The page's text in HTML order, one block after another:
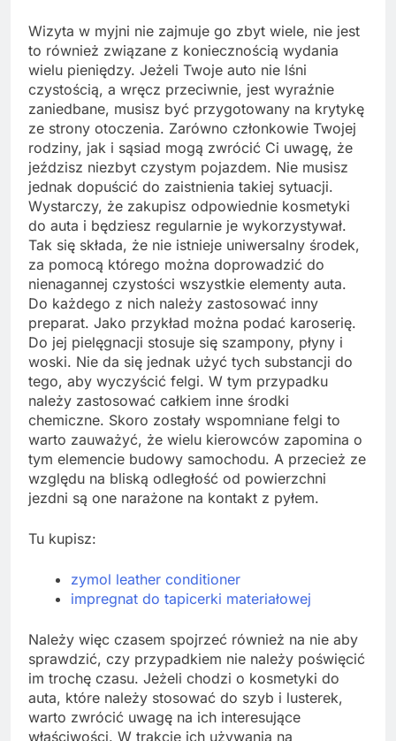
Wizyta w myjni nie zajmuje go zbyt wiele, nie jest
to również związane z koniecznością wydania
wielu pieniędzy. Jeżeli Twoje auto nie lśni
czystością, a wręcz przeciwnie, jest wyraźnie
zaniedbane, musisz być przygotowany na krytykę
ze strony otoczenia. Zarówno członkowie Twojej
rodziny, jak i sąsiad mogą zwrócić Ci uwagę, że
jeździsz niezbyt czystym pojazdem. Nie musisz
jednak dopuścić do zaistnienia takiej sytuacji.
Wystarczy, że zakupisz odpowiednie kosmetyki
do auta i będziesz regularnie je wykorzystywał.
Tak się składa, że nie istnieje uniwersalny środek,
za pomocą którego można doprowadzić do
nienagannej czystości wszystkie elementy auta.
Do każdego z nich należy zastosować inny
preparat. Jako przykład można podać karoserię.
Do jej pielęgnacji stosuje się szampony, płyny i
woski. Nie da się jednak użyć tych substancji do
tego, aby wyczyścić felgi. W tym przypadku
należy zastosować całkiem inne środki
chemiczne. Skoro zostały wspomniane felgi to
warto zauważyć, że wielu kierowców zapomina o
tym elemencie budowy samochodu. A przecież ze
względu na bliską odległość od powierzchni
jezdni są one narażone na kontakt z pyłem.
Tu kupisz:
zymol leather conditioner
impregnat do tapicerki materiałowej
Należy więc czasem spojrzeć również na nie aby
sprawdzić, czy przypadkiem nie należy poświęcić
im trochę czasu. Jeżeli chodzi o kosmetyki do
auta, które należy stosować do szyb i lusterek,
warto zwrócić uwagę na ich interesujące
właściwości. W trakcie ich używania na